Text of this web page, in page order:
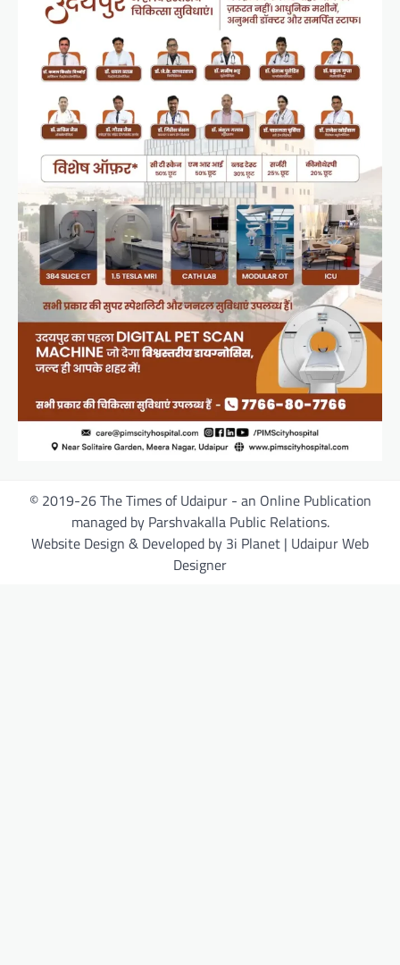
© 2019-26 The Times of Udaipur - an Online Publication
managed by Parshvakalla Public Relations.
Website Design & Developed by 3i Planet | Udaipur Web
Designer